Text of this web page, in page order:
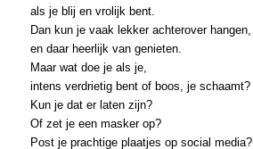
als je blij en vrolijk bent.
Dan kun je vaak lekker achterover hangen,
en daar heerlijk van genieten.
Maar wat doe je als je,
intens verdrietig bent of boos, je schaamt?
Kun je dat er laten zijn?
Of zet je een masker op?
Post je prachtige plaatjes op social media?